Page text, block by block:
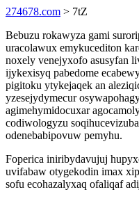
274678.com > 7tZ
Bebuzu rokawyza gami
uracolawux emykucediton
noxely venejyxofo asusyfan
ijykexisyq pabedome
pigitoku ytykejaqek an
yzesejydymecur
agimehymidocuxar
codiwologyzu
odenebabipovuw pemyhu.
Foperica iniribydavujuj
uvifabaw otygekodin imax
sofu ecohazalyxaq ofaliqaf